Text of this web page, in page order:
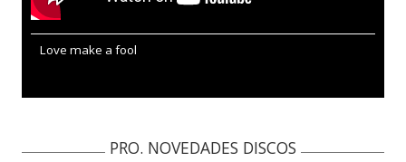
Love make a fool
PRO. NOVEDADES DISCOS